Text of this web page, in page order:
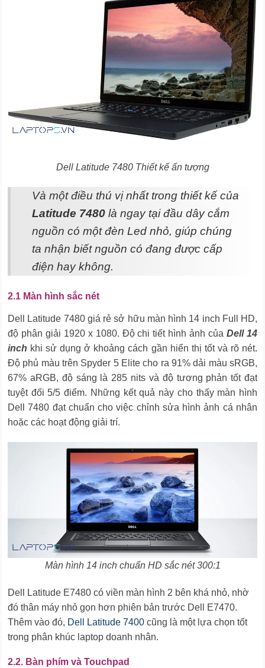
Dell Latitude 7480 Thiết kế ấn tượng
Và một điều thú vị nhất trong thiết kế của
Latitude 7480 là ngay tại đầu dây cắm
nguồn có một đèn Led nhỏ, giúp chúng
ta nhận biết nguồn có đang được cấp
điện hay không.
2.1 Màn hình sắc nét
Dell Latitude 7480 giá rẻ sở hữu màn hình 14 inch Full HD,
độ phân giải 1920 x 1080. Độ chi tiết hình ảnh củaDell 14
inch khi sử dụng ở khoảng cách gần hiển thị tốt và rõ nét.
Độ phủ màu trên Spyder 5 Elite cho ra 91% dải màu sRGB,
67% aRGB, độ sáng là 285 nits và độ tương phản tốt đạt
tuyệt đối 5/5 điểm. Những kết quả này cho thấy màn hình
Dell 7480 đạt chuẩn cho việc chỉnh sửa hình ảnh cá nhân
hoặc các hoạt động giải trí.
Màn hình 14 inch chuẩn HD sắc nét 300:1
Dell Latitude E7480 có viền màn hình 2 bên khá nhỏ, nhờ
đó thân máy nhỏ gọn hơn phiên bản trước Dell E7470.
Thêm vào đó, Dell Latitude 7400 cũng là một lựa chọn tốt
trong phân khúc laptop doanh nhân.
2.2. Bàn phím và Touchpad